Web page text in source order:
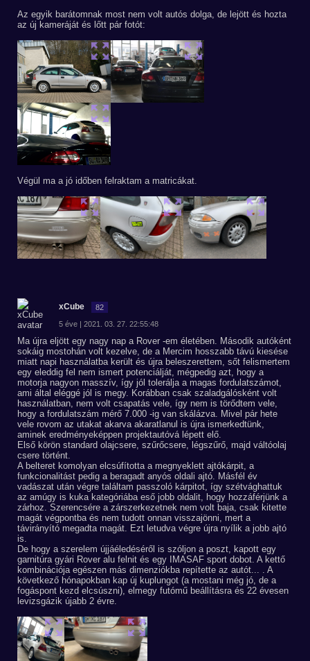
Az egyik barátomnak most nem volt autós dolga, de lejött és hozta
az új kameráját és lőtt pár fotót:
Végül ma a jó időben felraktam a matricákat.
xCube 82
5 éve | 2021. 03. 27. 22:55:48
Ma újra eljött egy nagy nap a Rover -em életében. Második autóként
sokáig mostohán volt kezelve, de a Mercim hosszabb távú kiesése
miatt napi használatba került és újra beleszerettem, sőt felismertem
egy eleddig fel nem ismert potenciálját, mégpedig azt, hogy a
motorja nagyon masszív, így jól tolerálja a magas fordulatszámot,
ami által eléggé jól is megy. Korábban csak szaladgálósként volt
használatban, nem volt csapatás vele, így nem is törődtem vele,
hogy a fordulatszám mérő 7.000 -ig van skálázva. Mivel pár hete
vele rovom az utakat akarva akaratlanul is újra ismerkedtünk,
aminek eredményeképpen projektautóvá lépett elő.
Első körön standard olajcsere, szűrőcsere, légszűrő, majd váltóolaj
csere történt.
A belteret komolyan elcsúfította a megnyeklett ajtókárpit, a
funkcionalitást pedig a beragadt anyós oldali ajtó. Másfél év
vadászat után végre találtam passzoló kárpitot, így szétvághattuk
az amúgy is kuka kategóriába eső jobb oldalit, hogy hozzáférjünk a
zárhoz. Szerencsére a zárszerkezetnek nem volt baja, csak kitette
magát végpontba és nem tudott onnan visszajönni, mert a
távirányító megadta magát. Ezt letudva végre újra nyílik a jobb ajtó
is.
De hogy a szerelem újjáéledéséről is szóljon a poszt, kapott egy
garnitúra gyári Rover alu felnit és egy IMASAF sport dobot. A kettő
kombinációja egészen más dimenziókba repítette az autót... . A
következő hónapokban kap új kuplungot (a mostani még jó, de a
fogáspont kezd elcsúszni), elmegy futómű beállításra és 22 évesen
levizsgázik újabb 2 évre.